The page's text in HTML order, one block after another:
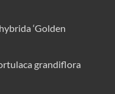
‘Golden
grandiflora